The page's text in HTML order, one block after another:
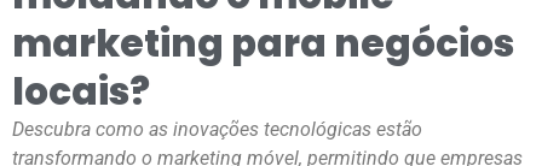
marketing para negócios
locais?
Descubra como as inovações tecnológicas estão
transformando o marketing móvel, permitindo que empresas